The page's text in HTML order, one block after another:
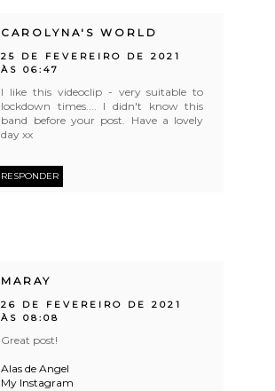
CAROLYNA'S WORLD
25 DE FEVEREIRO DE 2021
ÀS 06:47
I like this videoclip - very suitable to
lockdown times.... I didn't know this
band before your post. Have a lovely
day xx
RESPONDER
MARAY
26 DE FEVEREIRO DE 2021
ÀS 08:08
Great post!
Alas de Angel
My Instagram